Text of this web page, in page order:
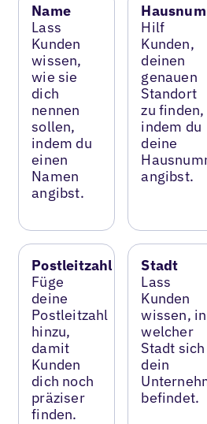
Name
Lass
Kunden
wissen,
wie sie
dich
nennen
sollen,
indem du
einen
Namen
angibst.
Hilf
Kunden,
deinen
genauen
Standort
zu finden,
indem du
deine
angibst.
Postleitzahl
Füge
deine
Postleitzahl
hinzu,
damit
Kunden
dich noch
präziser
finden.
Stadt
Lass
Kunden
wissen, in
welcher
Stadt sich
dein
befindet.